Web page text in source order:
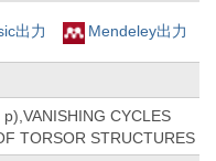
出力 Mendeley出力
CYCLES
TORSOR STRUCTURES